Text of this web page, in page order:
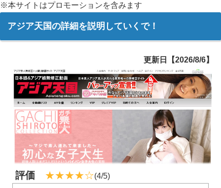
※本サイトはプロモーションを含みます
アジア天国の詳細を説明していくで！
更新日【2026/8/6】
評価 ★★★★☆(4/5)